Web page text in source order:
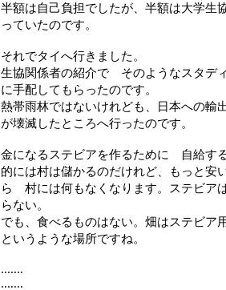
半額は自己負担でしたが、半額は大学生
っていたのです。
それでタイへ行きました。
生協関係者の紹介で そのようなスタデ
に手配してもらったのです。
熱帯雨林ではないけれども、日本への輸
が壊滅したところへ行ったのです。
金になるステビアを作るために 自給す
的には村は儲かるのだけれど、もっと安
ら 村には何もなくなります。ステビア
らない。
でも、食べるものはない。畑はステビア
というような場所ですね。
.......
.......